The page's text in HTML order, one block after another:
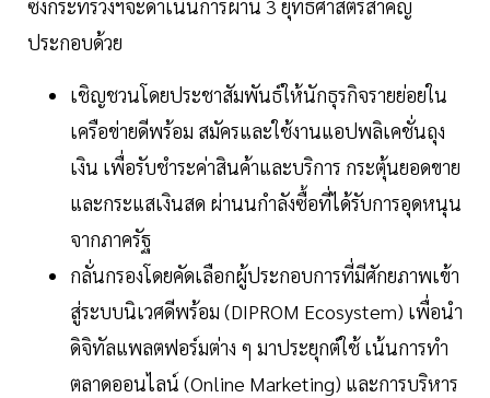
ซึ่งกระทรวงฯจะดำเนินการผ่าน 3 ยุทธ์ศาสตร์สำคัญ
ประกอบด้วย
เชิญชวนโดยประชาสัมพันธ์ให้นักธุรกิจรายย่อยใน
เครือข่ายดีพร้อม สมัครและใช้งานแอปพลิเคชั่นถุง
เงิน เพื่อรับชําระค่าสินค้าและบริการ กระตุ้นยอดขาย
และกระแสเงินสด ผ่านนกําลังซื้อที่ได้รับการอุดหนุน
จากภาครัฐ
กลั่นกรองโดยคัดเลือกผู้ประกอบการที่มีศักยภาพเข้า
สู่ระบบนิเวศดีพร้อม (DIPROM Ecosystem) เพื่อนํา
ดิจิทัลแพลตฟอร์มต่าง ๆ มาประยุกต์ใช้ เน้นการทํา
ตลาดออนไลน์ (Online Marketing) และการบริหาร